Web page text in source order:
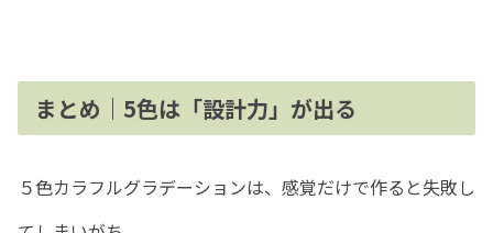
まとめ｜5色は「設計力」が出る
５色カラフルグラデーションは、感覚だけで作ると失敗し